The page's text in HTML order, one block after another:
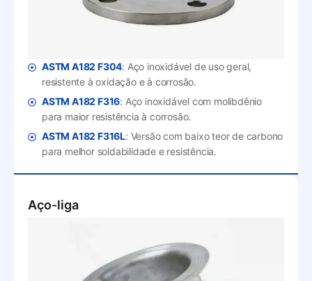
ASTM A182 F304: Aço inoxidável de uso geral,
resistente à oxidação e à corrosão.
ASTM A182 F316: Aço inoxidável com molibdênio
para maior resistência à corrosão.
ASTM A182 F316L: Versão com baixo teor de carbono
para melhor soldabilidade e resistência.
Aço-liga